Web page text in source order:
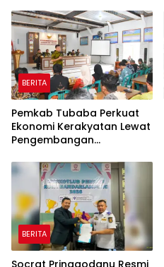
BERITA
Pemkab Tubaba Perkuat
Ekonomi Kerakyatan Lewat
Pengembangan
Penyaluran KUR
BERITA
Socrat Pringgodanu Resmi